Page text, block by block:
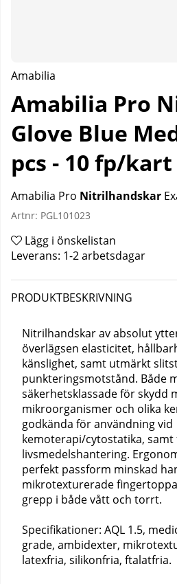
Amabilia
Amabilia Pro
Glove Blue
pcs - 10 fp/kart
Amabilia Pro Nitrilhandskar
Artnr: PGL101023
Lägg i önskelistan
Leverans: 1-2 arbetsdagar
PRODUKTBESKRIVNING
Nitrilhandskar av absolut
överlägsen elasticitet,
känslighet, samt utmärkt
punkteringsmotstånd. Både
säkerhetsklassade för skydd
mikroorganismer och olika
godkända för användning vid
kemoterapi/cytostatika, samt
livsmedelshantering.
perfekt passform minskad
mikrotexturerade
grepp i både vått och torrt.
Specifikationer: AQL 1.5,
grade, ambidexter,
latexfria, silikonfria, ftalatfria.